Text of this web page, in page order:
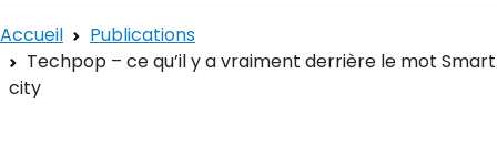
Accueil
Publications
Techpop – ce qu’il y a vraiment derrière le mot Smart
city